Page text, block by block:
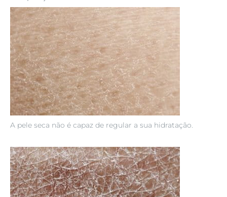
A pele seca não é capaz de regular a sua hidratação.